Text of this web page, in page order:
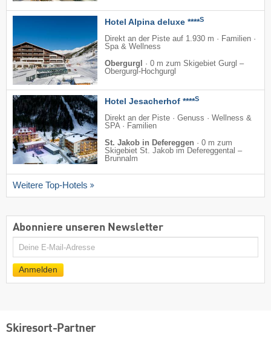
Hotel Alpina deluxe ****S
Direkt an der Piste auf 1.930 m · Familien ·
Spa & Wellness
Obergurgl
· 0 m zum Skigebiet Gurgl –
Obergurgl-Hochgurgl
Hotel Jesacherhof ****S
Direkt an der Piste · Genuss · Wellness &
SPA · Familien
St. Jakob in Defereggen · 0 m zum
Skigebiet St. Jakob im Defereggental –
Brunnalm
Weitere Top-Hotels
Abonniere unseren Newsletter
E-
Anmelden
Skiresort-Partner